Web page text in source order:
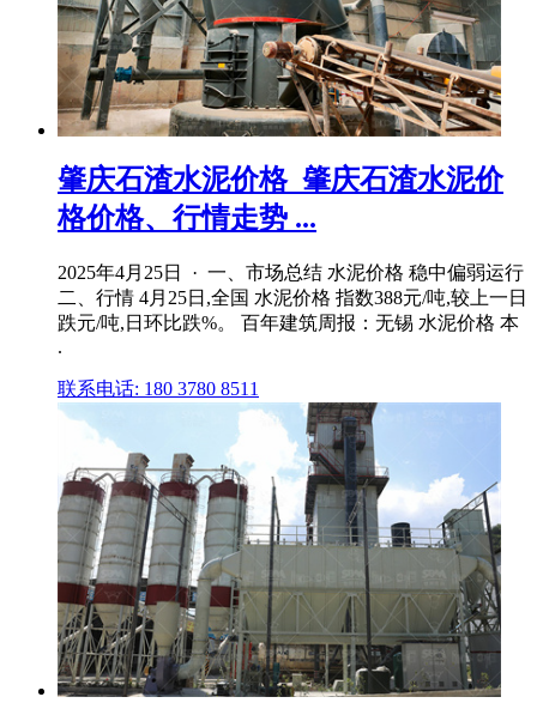
肇庆石渣水泥价格_肇庆石渣水泥价
格价格、行情走势 ...
2025年4月25日 · 一、市场总结 水泥价格 稳中偏弱运行
二、行情 4月25日,全国 水泥价格 指数388元/吨,较上一日
跌元/吨,日环比跌%。 百年建筑周报：无锡 水泥价格 本
.
联系电话: 180 3780 8511